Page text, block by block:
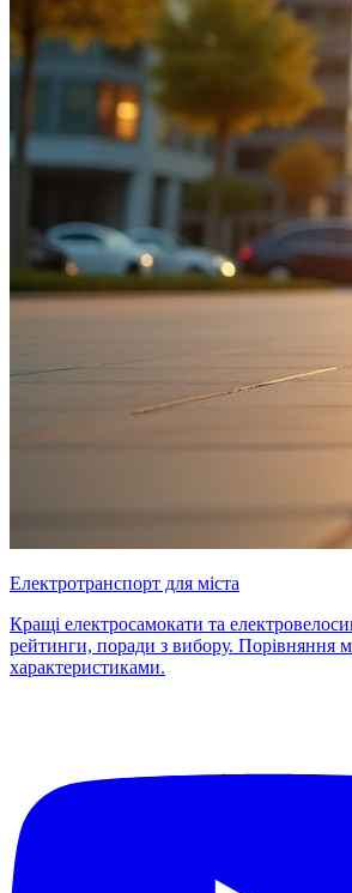
Електротранспорт для міста
Кращі електросамокати та
рейтинги, поради з вибору. Порівняння
характеристиками.